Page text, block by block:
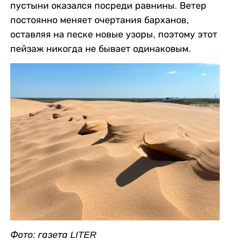
пустыни оказался посреди равнины. Ветер
постоянно меняет очертания барханов,
оставляя на песке новые узоры, поэтому этот
пейзаж никогда не бывает одинаковым.
Фото: газета LITER